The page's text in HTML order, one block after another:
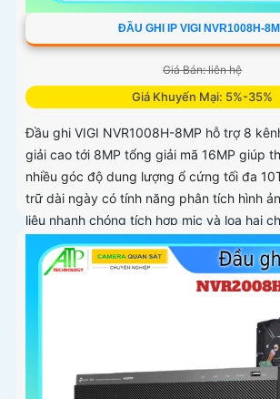
ĐẦU GHI IP VIGI NVR1008H-
Giá Bán: liên hệ
Giá Khuyến Mại: 5%-35%
Đầu ghi VIGI NVR1008H-8MP hỗ trợ 8
giải cao tới 8MP tổng giải mã 16MP giúp
nhiều góc độ dung lượng ổ cứng tối đa
trữ dài ngày có tính năng phân tích hình
liệu nhanh chóng tích hợp mic và loa hai